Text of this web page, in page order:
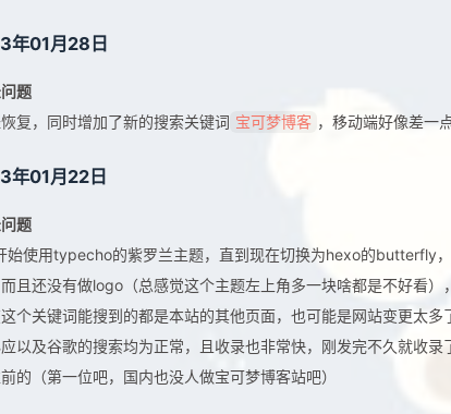
年01月28日
题
复，同时增加了新的搜索关键词 宝可梦博客 ，移动端好像差一点
年01月22日
题
始使用typecho的紫罗兰主题，直到现在切换为hexo的butterfly
且还没有做logo（总感觉这个主题左上角多一块啥都是不好看）
个关键词能搜到的都是本站的其他页面，也可能是网站变更太
以及谷歌的搜索均为正常，且收录也非常快，刚发完不久就收录
的（第一位吧，国内也没人做宝可梦博客站吧）